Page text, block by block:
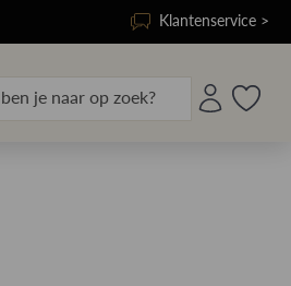
Klantenservice >